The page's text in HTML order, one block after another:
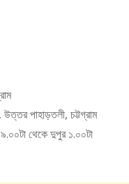
পাহাড়তলী, চট্টগ্রাম
থেকে দুপুর ১.০০টা